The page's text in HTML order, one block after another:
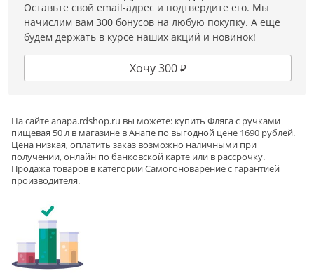
Оставьте свой email-адрес и подтвердите его. Мы
начислим вам 300 бонусов на любую покупку. А еще
будем держать в курсе наших акций и новинок!
Хочу 300 ₽
На сайтеanapa.rdshop.ru вы можете: купить Фляга с ручками
пищевая 50 л в магазине в Анапе по выгодной цене 1690 рублей.
Цена низкая, оплатить заказ возможно наличными при
получении, онлайн по банковской карте или в рассрочку.
Продажа товаров в категорииСамогоноварениес гарантией
производителя.